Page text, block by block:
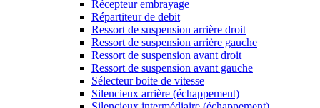
Récepteur embrayage
Répartiteur de debit
Ressort de suspension arrière droit
Ressort de suspension arrière gauche
Ressort de suspension avant droit
Ressort de suspension avant gauche
Sélecteur boite de vitesse
Silencieux arrière (échappement)